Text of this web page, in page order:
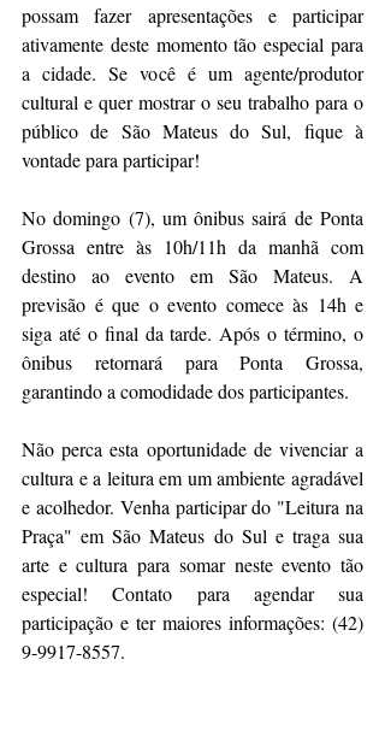
possam fazer apresentações e participar
ativamente deste momento tão especial para
a cidade. Se você é um agente/produtor
cultural e quer mostrar o seu trabalho para o
público de São Mateus do Sul, fique à
vontade para participar!
No domingo (7), um ônibus sairá de Ponta
Grossa entre às 10h/11h da manhã com
destino ao evento em São Mateus. A
previsão é que o evento comece às 14h e
siga até o final da tarde. Após o término, o
ônibus retornará para Ponta Grossa,
garantindo a comodidade dos participantes.
Não perca esta oportunidade de vivenciar a
cultura e a leitura em um ambiente agradável
e acolhedor. Venha participar do "Leitura na
Praça" em São Mateus do Sul e traga sua
arte e cultura para somar neste evento tão
especial! Contato para agendar sua
participação e ter maiores informações: (42)
9-9917-8557.